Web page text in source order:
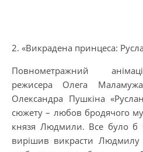
2. «Викрадена принцеса:
Повнометражний
режисера Олега
Олександра Пушкіна
сюжету – любов бродячого
князя Людмили. Все було б
вирішив викрасти Людмилу